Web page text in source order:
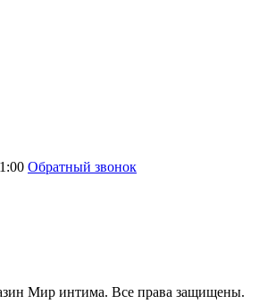
Обратный звонок
Мир интима. Все права защищены.